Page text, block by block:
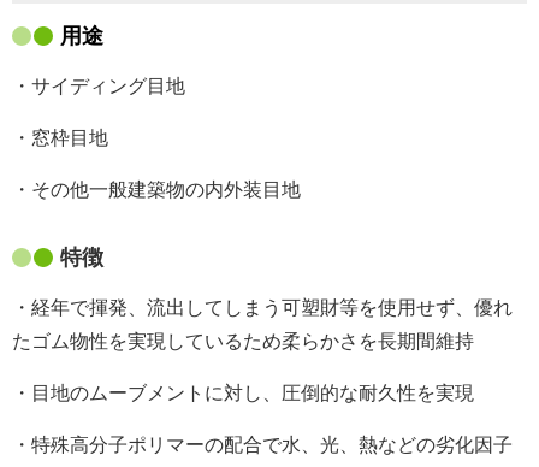
用途
・サイディング目地
・窓枠目地
・その他一般建築物の内外装目地
特徴
・経年で揮発、流出してしまう可塑財等を使用せず、優れ
たゴム物性を実現しているため柔らかさを長期間維持
・目地のムーブメントに対し、圧倒的な耐久性を実現
・特殊高分子ポリマーの配合で水、光、熱などの劣化因子